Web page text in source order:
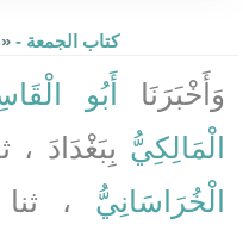
» - كتاب الجمعة
وَأَخْبَرَنَا أَبُو
الْمَالِكِيُّ بِبَغْدَادَ ،
الْخُرَاسَانِيُّ ، ثنا